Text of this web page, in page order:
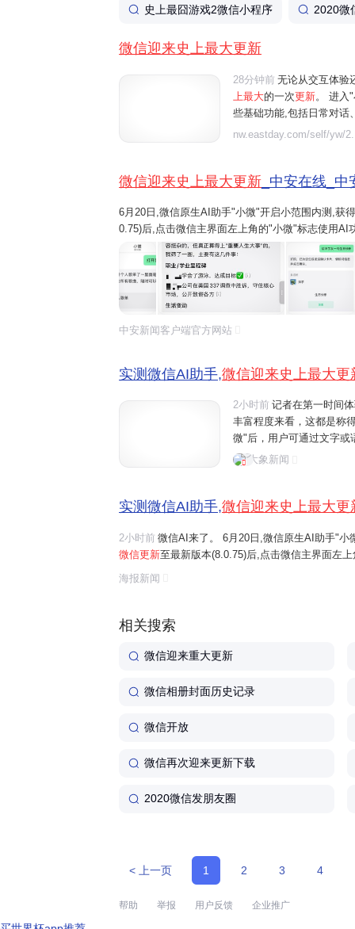
史上最囧游戏2微信小程序 2020微
微信迎来史上最大更新
28分钟前 无论从交互体验
上最大的一次更新。 进入
些基础功能,包括日常对话
行朋友圈管理等。例如"
nw.eastday.com/self/yw/
微信迎来史上最大更新 _中安在线_
6月20日,微信原生AI助手"小微"开启小范围内测,获
0.75)后,点击微信主界面左上角的"小微"标志使用
微"的互动。 界面新闻记者在第一时间体验了"小
看,这都是称得上是微...
中安新闻客户端官方网站
实测微信AI助手,微信迎来史上最大更
2小时前 记者在第一时间
丰富程度来看，这都是称
微"后，用户可通过文字或
话、文件阅读、设置提醒
大象新闻
实测微信AI助手,微信迎来史上最大更
2小时前 微信AI来了。 6月20日,微信原生AI助手"
微信更新至最新版本(8.0.75)后,点击微信主界面左
界面一键右滑,开启与"小微"的互动。 界面新闻记
体验还是功能丰富程度来看,这...
海报新闻
相关搜索
微信迎来重大更新
微信相册封面历史记录
微信开放
微信再次迎来更新下载
2020微信发朋友圈
< 上一页 1 2 3 4
帮助 举报 用户反馈 企业推广